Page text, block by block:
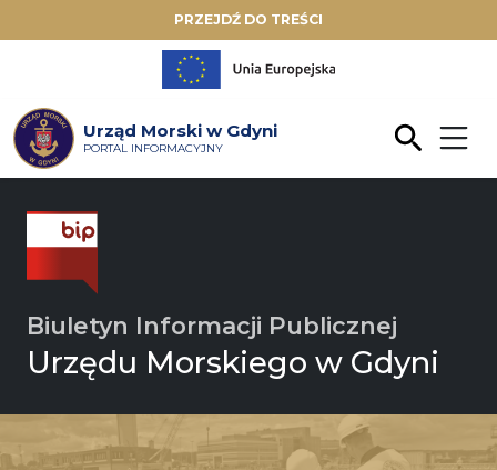
PRZEJDŹ DO TREŚCI
Urząd Morski w Gdyni
PORTAL INFORMACYJNY
Biuletyn Informacji Publicznej
Urzędu Morskiego w Gdyni